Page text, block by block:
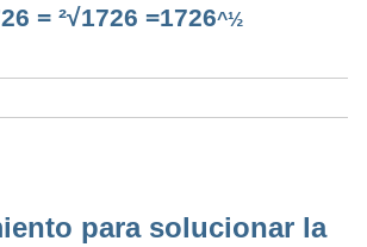
= ²√1726 =1726^½
para solucionar la